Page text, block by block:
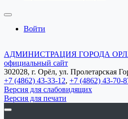
Войти
АДМИНИСТРАЦИЯ ГОРОДА
официальный сайт
302028, г. Орёл, ул. Пролетарская
+7 (4862) 43-33-12, +7 (4862) 43-70-
Версия для слабовидящих
Версия для печати